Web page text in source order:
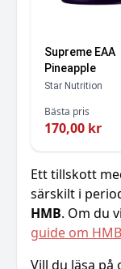
Supreme EAA
Pineapple
Star Nutrition
Bästa pris
170,00 kr
Ett tillskott
särskilt i
HMB. Om du
guide om HMB
Vill du läsa